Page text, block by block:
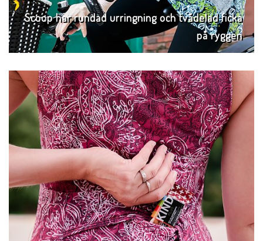
Scoop har rundad urringning och tvådelad ficka
på ryggen